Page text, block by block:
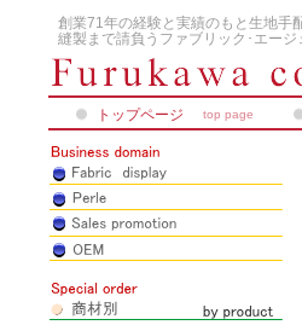
創業71年の経験と実績のもと生地手
縫製まで請負うファブリック･エー
top page
トップページ